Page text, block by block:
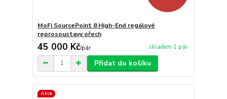
MoFi SourcePoint 8 High-End regálové
reprosoustavy ořech
45 000 Kč/pár skladem 1 pár
Přidat do košíku
Akce